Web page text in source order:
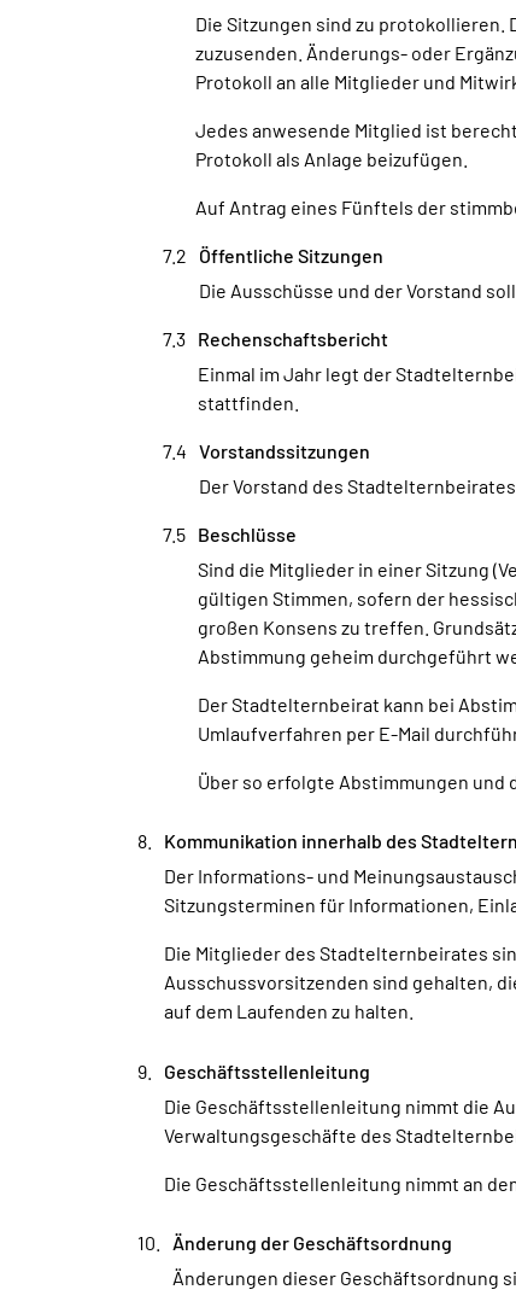
Die Sitzungen sind zu protokollieren.
zuzusenden. Änderungs- oder
Protokoll an alle Mitglieder und
Jedes anwesende Mitglied ist
Protokoll als Anlage beizufügen.
Auf Antrag eines Fünftels der
Öffentliche Sitzungen
Die Ausschüsse und der Vorstand
Rechenschaftsbericht
Einmal im Jahr legt der
stattfinden.
Vorstandssitzungen
Der Vorstand des
Beschlüsse
Sind die Mitglieder in einer Sitzung
gültigen Stimmen, sofern der
großen Konsens zu treffen.
Abstimmung geheim durchgeführt
Der Stadtelternbeirat kann bei
Umlaufverfahren per E-Mail
Über so erfolgte Abstimmungen und
Kommunikation innerhalb des
Der Informations- und
Sitzungsterminen für Informationen,
Die Mitglieder des Stadtelternbeirates
Ausschussvorsitzenden sind gehalten,
auf dem Laufenden zu halten.
Geschäftsstellenleitung
Die Geschäftsstellenleitung nimmt die
Verwaltungsgeschäfte des
Die Geschäftsstellenleitung nimmt an
Änderung der Geschäftsordnung
Änderungen dieser Geschäftsordnung